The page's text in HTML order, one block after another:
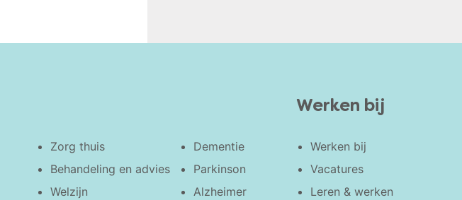
Zorg thuis
Behandeling en advies
Welzijn
Dementie
Parkinson
Alzheimer
Werken bij
Werken bij
Vacatures
Leren & werken